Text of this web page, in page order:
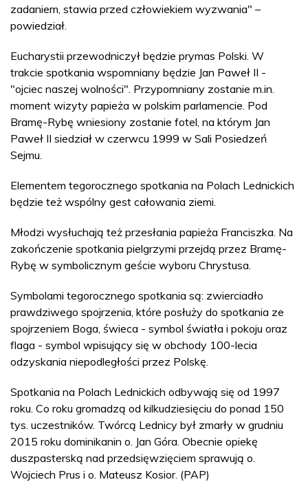
zadaniem, stawia przed człowiekiem wyzwania" –
powiedział.
Eucharystii przewodniczył będzie prymas Polski. W
trakcie spotkania wspomniany będzie Jan Paweł II -
"ojciec naszej wolności". Przypomniany zostanie m.in.
moment wizyty papieża w polskim parlamencie. Pod
Bramę-Rybę wniesiony zostanie fotel, na którym Jan
Paweł II siedział w czerwcu 1999 w Sali Posiedzeń
Sejmu.
Elementem tegorocznego spotkania na Polach Lednickich
będzie też wspólny gest całowania ziemi.
Młodzi wysłuchają też przesłania papieża Franciszka. Na
zakończenie spotkania pielgrzymi przejdą przez Bramę-
Rybę w symbolicznym geście wyboru Chrystusa.
Symbolami tegorocznego spotkania są: zwierciadło
prawdziwego spojrzenia, które posłuży do spotkania ze
spojrzeniem Boga, świeca - symbol światła i pokoju oraz
flaga - symbol wpisujący się w obchody 100-lecia
odzyskania niepodległości przez Polskę.
Spotkania na Polach Lednickich odbywają się od 1997
roku. Co roku gromadzą od kilkudziesięciu do ponad 150
tys. uczestników. Twórcą Lednicy był zmarły w grudniu
2015 roku dominikanin o. Jan Góra. Obecnie opiekę
duszpasterską nad przedsięwzięciem sprawują o.
Wojciech Prus i o. Mateusz Kosior. (PAP)